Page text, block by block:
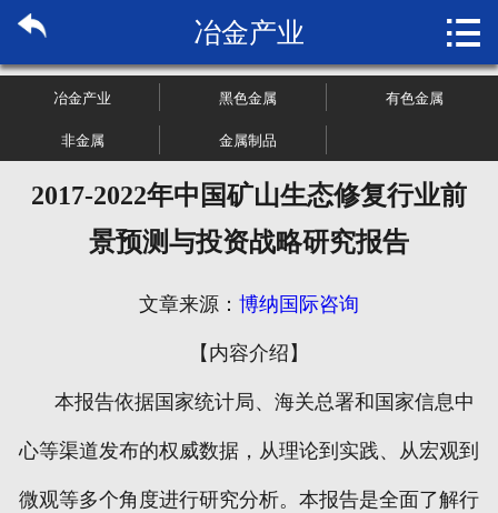
关于博纳
管理咨询
行业报告
大数据
冶金产业 
冶金产业 黑色金属 有色金属
非金属 金属制品
2017-2022年中国矿山生态修复行业前
景预测与投资战略研究报告
文章来源： 博纳国际咨询
【内容介绍】
本报告依据国家统计局、海关总署和国家信息中
心等渠道发布的权威数据，从理论到实践、从宏观到
微观等多个角度进行研究分析。本报告是全面了解行